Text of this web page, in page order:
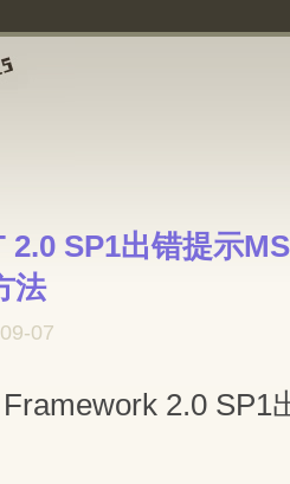
2.0 SP1出错提示
法
07
2.0 SP1